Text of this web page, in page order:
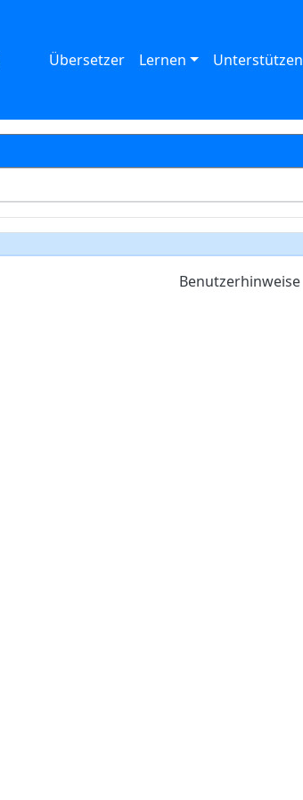
Übersetzer Lernen Unterstützen
Benutzerhinweise